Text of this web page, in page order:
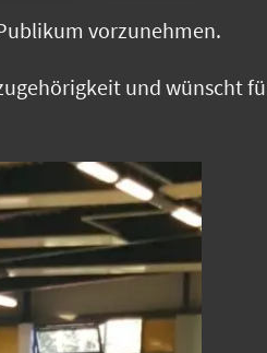
vorzunehmen.
und wünscht